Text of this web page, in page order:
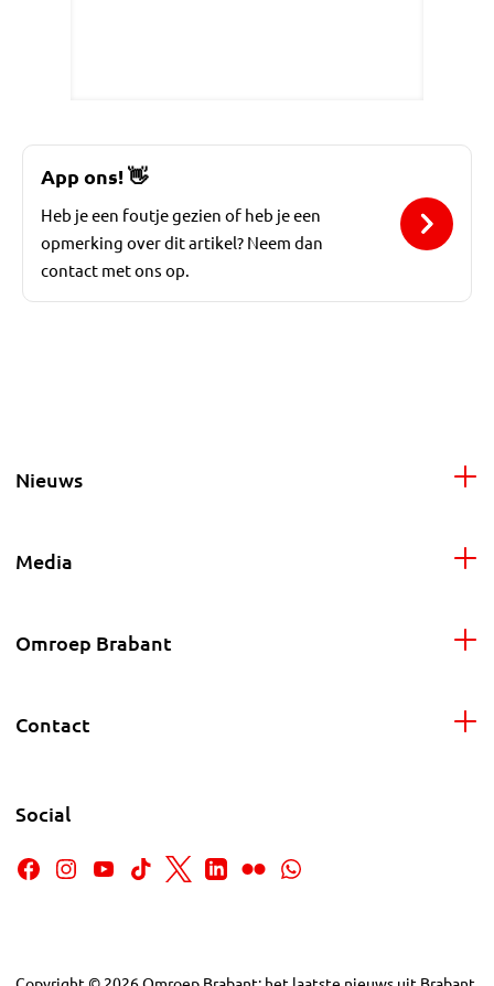
App ons!👋
Heb je een foutje gezien of heb je een
opmerking over dit artikel? Neem dan
contact met ons op.
Nieuws
Media
Omroep Brabant
Contact
Social